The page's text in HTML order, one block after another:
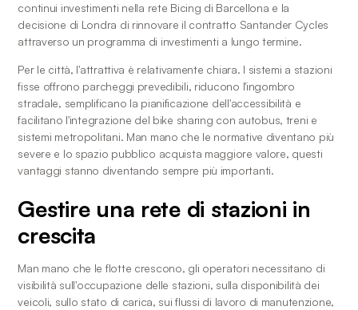
continui investimenti nella rete Bicing di Barcellona e la
decisione di Londra di rinnovare il contratto Santander Cycles
attraverso un programma di investimenti a lungo termine.
Per le città, l'attrattiva è relativamente chiara. I sistemi a stazioni
fisse offrono parcheggi prevedibili, riducono l'ingombro
stradale, semplificano la pianificazione dell'accessibilità e
facilitano l'integrazione del bike sharing con autobus, treni e
sistemi metropolitani. Man mano che le normative diventano più
severe e lo spazio pubblico acquista maggiore valore, questi
vantaggi stanno diventando sempre più importanti.
Gestire una rete di stazioni in
crescita
Man mano che le flotte crescono, gli operatori necessitano di
visibilità sull'occupazione delle stazioni, sulla disponibilità dei
veicoli, sullo stato di carica, sui flussi di lavoro di manutenzione,